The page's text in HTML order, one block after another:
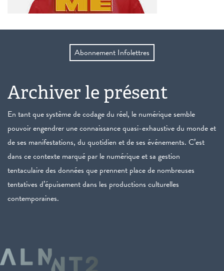
Abonnement Infolettres
Archiver le présent
En tant que système de codage du réel, le numérique semble
pouvoir engendrer une connaissance quasi-exhaustive du monde et
de ses manifestations, du quotidien et de ses événements. C’est
dans ce contexte marqué par le numérique et sa gestion
tentaculaire des données que prennent place de nombreuses
tentatives d’épuisement dans les productions culturelles
contemporaines.